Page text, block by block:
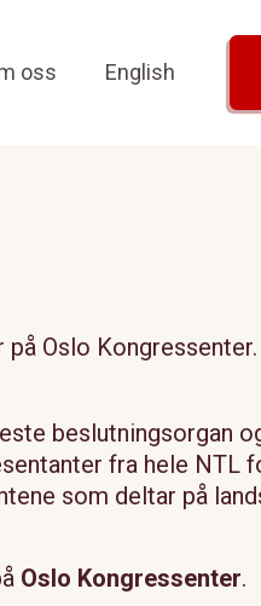
oss English
Oslo
beslutningsorgan
fra hele
som deltar på
Oslo Kongressenter.